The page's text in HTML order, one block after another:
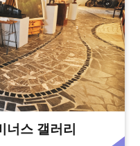
너스 갤러리